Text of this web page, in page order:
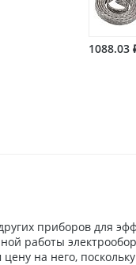
1088.03
приборов для
работы
на него,